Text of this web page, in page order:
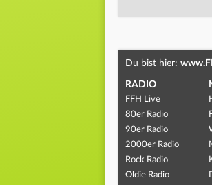
Du bist hier:
RADIO
FFH Live
80er Radio
90er Radio
2000er Radio
Rock Radio
Oldie Radio